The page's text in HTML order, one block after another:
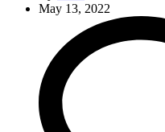
May 13, 2022